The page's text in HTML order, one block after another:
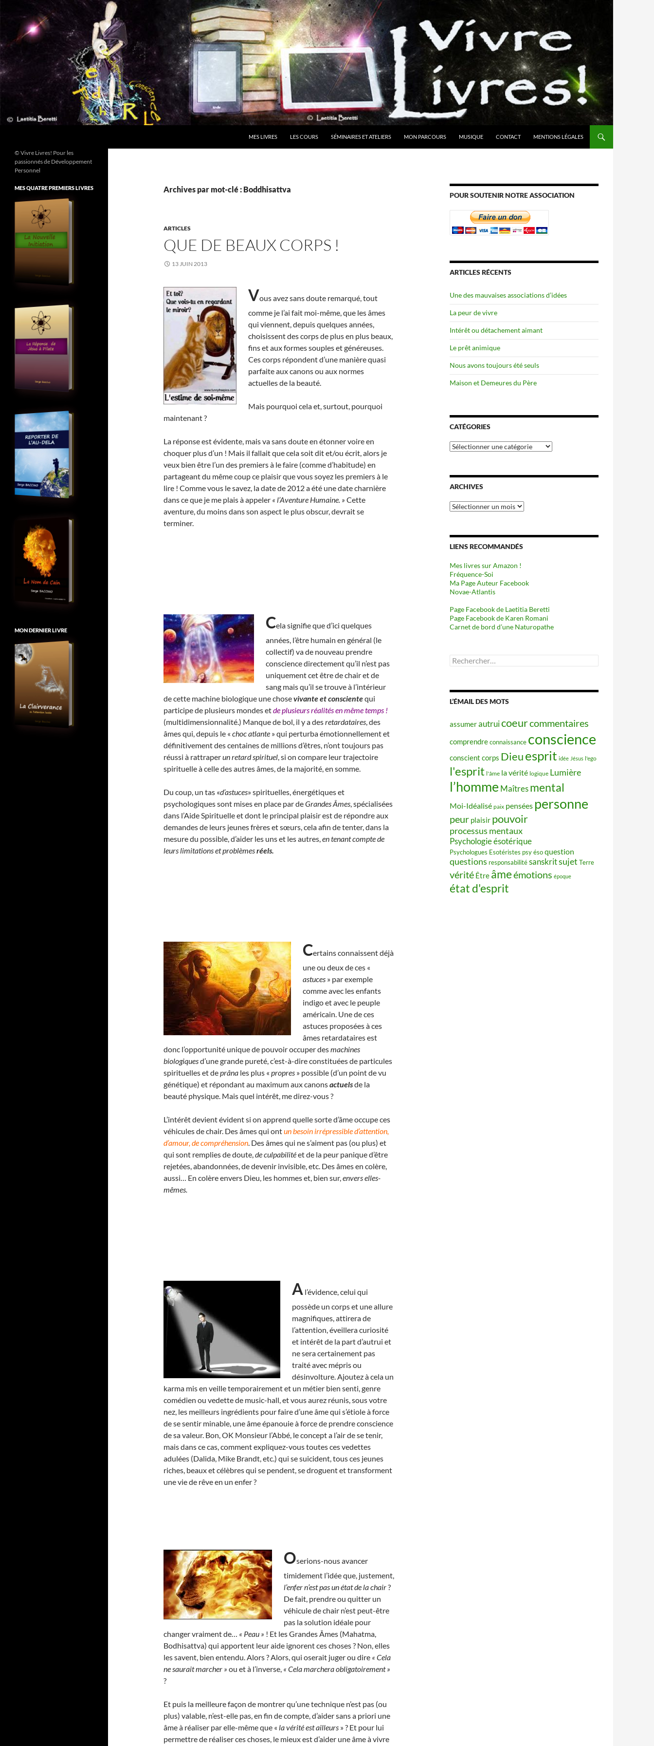
contenu
MES LIVRES LES COURS SÉMINAIRES ET ATELIERS MON PARCOURS MUSIQUE CONTACT MENTIONS LÉGALES
Archives par mot-clé : Boddhisattva
ARTICLES
QUE DE BEAUX CORPS !
13 JUIN 2013
Vous avez sans doute remarqué, tout
comme je l’ai fait moi-même, que les âmes
qui viennent, depuis quelques années,
choisissent des corps de plus en plus beaux,
fins et aux formes souples et généreuses.
Ces corps répondent d’une manière quasi
parfaite aux canons ou aux normes
actuelles de la beauté.
Mais pourquoi cela et, surtout, pourquoi
maintenant ?
La réponse est évidente, mais va sans doute en étonner voire en
choquer plus d’un ! Mais il fallait que cela soit dit et/ou écrit, alors je
veux bien être l’un des premiers à le faire (comme d’habitude) en
partageant du même coup ce plaisir que vous soyez les premiers à le
lire ! Comme vous le savez, la date de 2012 a été une date charnière
dans ce que je me plais à appeler « l’Aventure Humaine. » Cette
aventure, du moins dans son aspect le plus obscur, devrait se
terminer.
Cela signifie que d’ici quelques
années, l’être humain en général (le
collectif) va de nouveau prendre
conscience directement qu’il n’est pas
uniquement cet être de chair et de
sang mais qu’il se trouve à l’intérieur
de cette machine biologique une chosevivante et conscientequi
participe de plusieurs mondes etde plusieurs réalités en même temps !
(multidimensionnalité.) Manque de bol, il y a desretardataires, des
âmes qui, depuis le « choc atlante » qui perturba émotionnellement et
définitivement des centaines de millions d’êtres, n’ont toujours pas
réussi à rattraperun retard spirituel, si on compare leur trajectoire
spirituelle à celle des autres âmes, de la majorité, en somme.
Du coup, un tas «d’astuces» spirituelles, énergétiques et
psychologiques sont mises en place par deGrandes Âmes, spécialisées
dans l’Aide Spirituelle et dont le principal plaisir est de répondre aux
demandes de leurs jeunes frères et sœurs, cela afin de tenter, dans la
mesure du possible, d’aider les uns et les autres,en tenant compte de
leurs limitations et problèmesréels.
Certains connaissent déjà
une ou deux de ces «
astuces » par exemple
comme avec les enfants
indigo et avec le peuple
américain. Une de ces
astuces proposées à ces
âmes retardataires est
donc l’opportunité unique de pouvoir occuper desmachines
biologiquesd’une grande pureté, c’est-à-dire constituées de particules
spirituelles et deprâna les plus « propres » possible (d’un point de vu
génétique) et répondant au maximum aux canonsactuelsde la
beauté physique. Mais quel intérêt, me direz-vous ?
L’intérêt devient évident si on apprend quelle sorte d’âme occupe ces
véhicules de chair. Des âmes qui ontun besoin irrépressible d’attention,
d’amour, de compréhension. Des âmes qui ne s’aiment pas (ou plus) et
qui sont remplies de doute,de culpabilitéet de la peur panique d’être
rejetées, abandonnées, de devenir invisible, etc. Des âmes en colère,
aussi… En colère envers Dieu, les hommes et, bien sur,envers elles-
mêmes.
A l’évidence, celui qui
possède un corps et une allure
magnifiques, attirera de
l’attention, éveillera curiosité
et intérêt de la part d’autrui et
ne sera certainement pas
traité avec mépris ou
désinvolture. Ajoutez à cela un
karma mis en veille temporairement et un métier bien senti, genre
comédien ou vedette de music-hall, et vous aurez réunis, sous votre
nez, les meilleurs ingrédients pour faire d’une âme qui s’étiole à force
de se sentir minable, une âme épanouie à force de prendre conscience
de sa valeur. Bon, OK Monsieur l’Abbé, le concept a l’air de se tenir,
mais dans ce cas, comment expliquez-vous toutes ces vedettes
adulées (Dalida, Mike Brandt, etc.) qui se suicident, tous ces jeunes
riches, beaux et célèbres qui se pendent, se droguent et transforment
une vie de rêve en un enfer ?
Oserions-nous avancer
timidement l’idée que, justement,
l’enfer n’est pas un état de la chair?
De fait, prendre ou quitter un
véhicule de chair n’est peut-être
pas la solution idéale pour
changer vraiment de… « Peau » ! Et les Grandes Âmes (Mahatma,
Bodhisattva) qui apportent leur aide ignorent ces choses ? Non, elles
les savent, bien entendu. Alors ? Alors, qui oserait juger ou dire « Cela
ne saurait marcher » ou et à l’inverse, « Cela marchera obligatoirement »
?
Et puis la meilleure façon de montrer qu’une technique n’est pas (ou
plus) valable, n’est-elle pas, en fin de compte, d’aider sans a priori une
âme à réaliser par elle-même que « la vérité est ailleurs » ? Et pour lui
permettre de réaliser ces choses, le mieux est d’aider une âme à vivre
POUR SOUTENIR NOTRE ASSOCIATION
ARTICLES RÉCENTS
Une des mauvaises associations d’idées
La peur de vivre
Intérêt ou détachement aimant
Le prêt animique
Nous avons toujours été seuls
Maison et Demeures du Père
CATÉGORIES
Catégories
ARCHIVES
Archives
LIENS RECOMMANDÉS
Mes livres sur Amazon !
Fréquence-Soi
Ma Page Auteur Facebook
Novae-Atlantis
Page Facebook de Laetitia Beretti
Page Facebook de Karen Romani
Carnet de bord d’une Naturopathe
Rechercher :
L’ÉMAIL DES MOTS
assumerautruicoeurcommentaires
comprendreconnaissance conscience
conscient corps Dieuesprit idée Jésus l'ego
l'esprit l'âme la vérité logique Lumière
l’homme Maîtres mental
Moi-Idéalisé paix pensées personne
peur plaisir pouvoir
processus mentaux
Psychologie ésotérique
Psychologues Esotéristes psy ésoquestion
questions responsabilitésanskritsujet Terre
vérité Être âmeémotions époque
état d'esprit
© Vivre Livres! Pour les
passionnés de Développement
Personnel
MES QUATRE PREMIERS LIVRES
MON DERNIER LIVRE